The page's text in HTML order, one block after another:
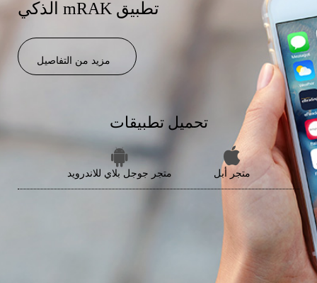
الذكي mRAK تطبيق
مزيد من التفاصيل
تحميل تطبيقات
متجر أبل متجر جوجل بلاي للاندرويد